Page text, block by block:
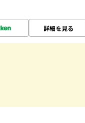
詳細を見る